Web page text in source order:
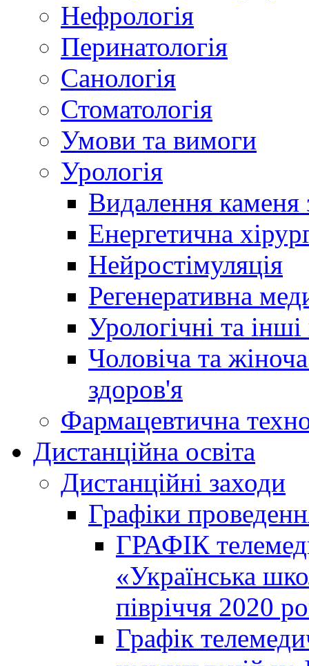
Нефрологія
Перинатологія
Санологія
Стоматологія
Умови та вимоги
Урологія
Видалення каменя
Енергетична
Нейростімуляція
Регенеративна
Урологічні та
Чоловіча та
здоров'я
Фармацевтична
Дистанційна освіта
Дистанційні заходи
Графіки
ГРАФІК
«Українська
півріччя 2020
Графік